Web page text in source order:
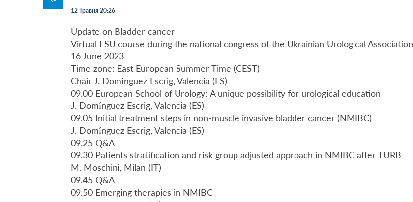
12 Травня 20:26
Update on Bladder cancer
Virtual ESU course during the national congress of the Ukrainian Urological Association
16 June 2023
Time zone: East European Summer Time (CEST)
Chair J. Domínguez Escrig, Valencia (ES)
09.00 European School of Urology: A unique possibility for urological education
J. Domínguez Escrig, Valencia (ES)
09.05 Initial treatment steps in non-muscle invasive bladder cancer (NMIBC)
J. Domínguez Escrig, Valencia (ES)
09.25 Q&A
09.30 Patients stratification and risk group adjusted approach in NMIBC after TURB
M. Moschini, Milan (IT)
09.45 Q&A
09.50 Emerging therapies in NMIBC